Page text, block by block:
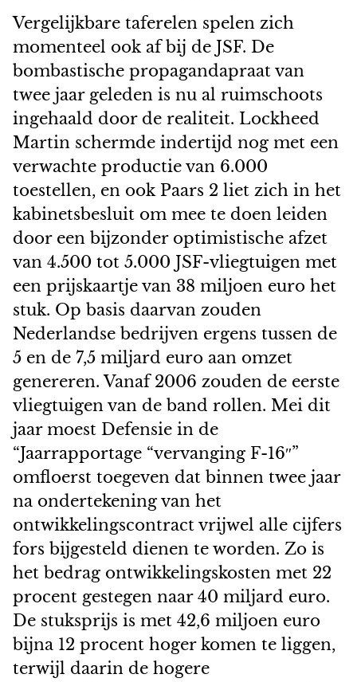
Vergelijkbare taferelen spelen zich
momenteel ook af bij de JSF. De
bombastische propagandapraat van
twee jaar geleden is nu al ruimschoots
ingehaald door de realiteit. Lockheed
Martin schermde indertijd nog met een
verwachte productie van 6.000
toestellen, en ook Paars 2 liet zich in het
kabinetsbesluit om mee te doen leiden
door een bijzonder optimistische afzet
van 4.500 tot 5.000 JSF-vliegtuigen met
een prijskaartje van 38 miljoen euro het
stuk. Op basis daarvan zouden
Nederlandse bedrijven ergens tussen de
5 en de 7,5 miljard euro aan omzet
genereren. Vanaf 2006 zouden de eerste
vliegtuigen van de band rollen. Mei dit
jaar moest Defensie in de
“Jaarrapportage “vervanging F-16″”
omfloerst toegeven dat binnen twee jaar
na ondertekening van het
ontwikkelingscontract vrijwel alle cijfers
fors bijgesteld dienen te worden. Zo is
het bedrag ontwikkelingskosten met 22
procent gestegen naar 40 miljard euro.
De stuksprijs is met 42,6 miljoen euro
bijna 12 procent hoger komen te liggen,
terwijl daarin de hogere